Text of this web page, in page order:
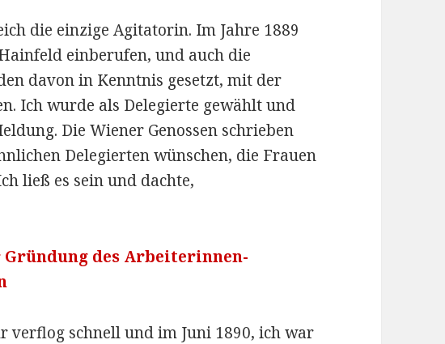
die einzige Agitatorin. Im Jahre 1889
einberufen, und auch die
davon in Kenntnis gesetzt, mit der
Ich wurde als Delegierte gewählt und
Die Wiener Genossen schrieben
Delegierten wünschen, die Frauen
ließ es sein und dachte,
des Arbeiterinnen-
verflog schnell und im Juni 1890, ich war